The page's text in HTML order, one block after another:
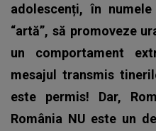
adolescenți, în
“artă”, să promoveze
un comportament
mesajul transmis
este permis! Dar,
România NU este un